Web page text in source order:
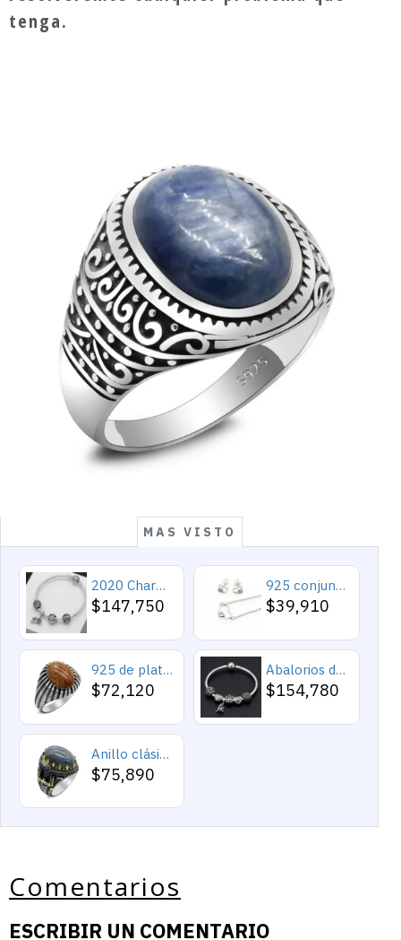
tenga.
MAS VISTO
2020 Charms y cuentas de corazón, pulseras románticas de Cupido de circón rosa, joyería DIY, corazones en toda la prenda
$147,750
925 conjuntos de joyas de plata para 2019 conjunto de collares de corazón de amor para mujer regalo de joyería de boda
$39,910
925 de plata esterlina Simple personalidad Natural de ágata loco de piedra de los hombres y las mujeres anillos de tendencia Retro turco de los hombres anillos de boda
$72,120
Abalorios de plata esterlina 925 pura, abalorios de animales, elefante, hipopótamo, corazones, pulsera artesanal
$154,780
Anillo clásico de plata 925 para hombre con castillo de labradorita Natural, anillo de compromiso Retro Punk auspicioso de Turquía Constantinople
$75,890
Comentarios
ESCRIBIR UN COMENTARIO